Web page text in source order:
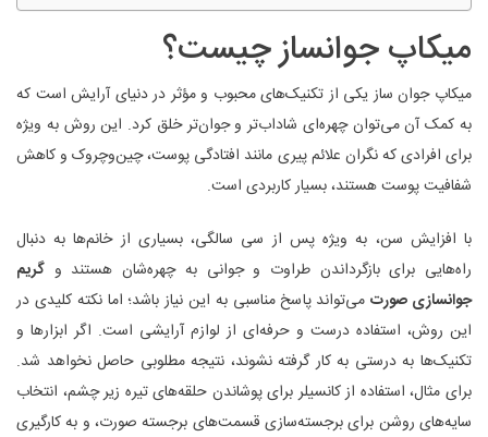
میکاپ جوانساز چیست؟
میکاپ جوان ساز یکی از تکنیک‌های محبوب و مؤثر در دنیای آرایش است که
به کمک آن می‌توان چهره‌ای شاداب‌تر و جوان‌تر خلق کرد. این روش به ویژه
برای افرادی که نگران علائم پیری مانند افتادگی پوست، چین‌وچروک و کاهش
شفافیت پوست هستند، بسیار کاربردی است.
با افزایش سن، به ویژه پس از سی سالگی، بسیاری از خانم‌ها به دنبال
راه‌هایی برای بازگرداندن طراوت و جوانی به چهره‌شان هستند و گریم
جوانسازی صورتمی‌تواند پاسخ مناسبی به این نیاز باشد؛ اما نکته کلیدی در
این روش، استفاده درست و حرفه‌ای از لوازم آرایشی است. اگر ابزارها و
تکنیک‌ها به درستی به کار گرفته نشوند، نتیجه مطلوبی حاصل نخواهد شد.
برای مثال، استفاده از کانسیلر برای پوشاندن حلقه‌های تیره زیر چشم، انتخاب
سایه‌های روشن برای برجسته‌سازی قسمت‌های برجسته صورت، و به کارگیری